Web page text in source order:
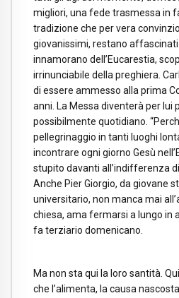
migliori, una fede trasmessa in
tradizione che per vera
giovanissimi, restano affascinati
innamorano dell’Eucarestia,
irrinunciabile della preghiera.
di essere ammesso alla prima
anni. La Messa diventerà per lui
possibilmente quotidiano.
pellegrinaggio in tanti luoghi
incontrare ogni giorno Gesù
stupito davanti all’indifferenza
Anche Pier Giorgio, da giovane
universitario, non manca mai
chiesa, ama fermarsi a lungo in
fa terziario domenicano.
Ma non sta qui la loro santità.
che l’alimenta, la causa